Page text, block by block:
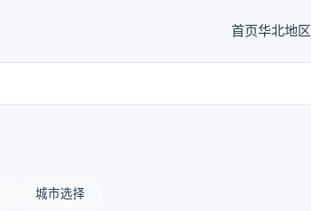
首页华北地区
城市选择